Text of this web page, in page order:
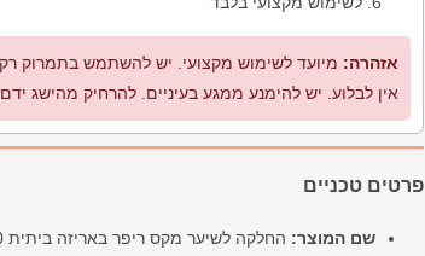
אזהרה: מיועד לשימוש מקצועי. יש להשתמש בתמרוק
אין לבלוע. יש להימנע ממגע בעיניים. להרחיק מהישג
פרטים טכניים
שם המוצר: החלקה לשיער מקס ריפר באריזה ביתית 150 מ"ל